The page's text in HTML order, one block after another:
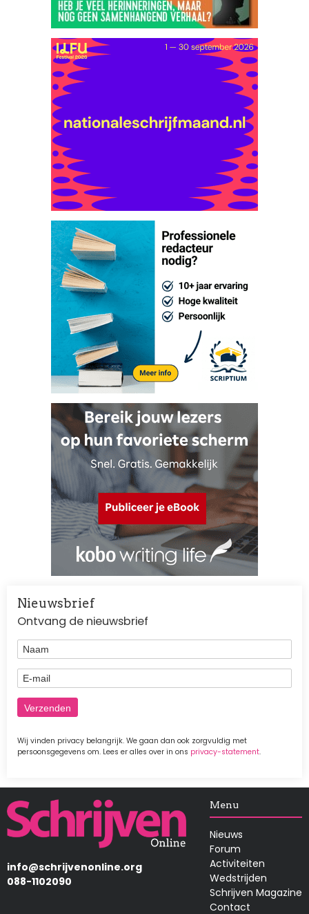
Nieuwsbrief
Ontvang de nieuwsbrief
Naam
E-mail
Wij vinden privacy belangrijk. We gaan dan ook zorgvuldig met
persoonsgegevens om. Lees er alles over in ons privacy-statement.
Afbeelding
info@schrijvenonline.org
088-1102090
Menu
Nieuws
Forum
Activiteiten
Wedstrijden
Schrijven Magazine
Contact